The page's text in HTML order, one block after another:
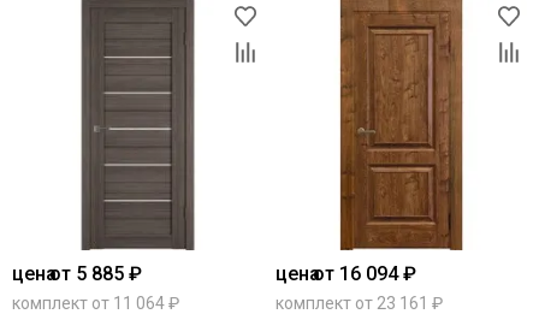
ценаот 5 885 ₽
комплект от 11 064 ₽
ценаот 16 094 ₽
комплект от 23 161 ₽